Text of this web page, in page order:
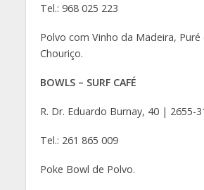
Tel.: 968 025 223
Polvo com Vinho da Madeira,
Chouriço.
BOWLS – SURF CAFÉ
R. Dr. Eduardo Burnay, 40 | 2655-
Tel.: 261 865 009
Poke Bowl de Polvo.